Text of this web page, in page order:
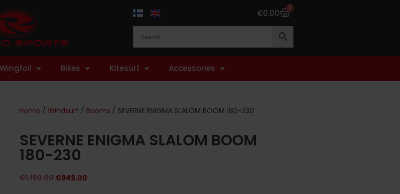
€0.00 0
Wingfoil Bikes Kitesurf Accessories
Home / Windsurf / Booms / SEVERNE ENIGMA SLALOM BOOM 180-230
SEVERNE ENIGMA SLALOM BOOM
180-230
€1,190.00 €949.00